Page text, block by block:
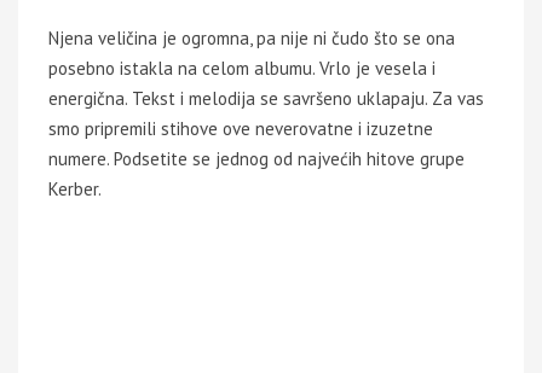
Njena veličina je ogromna, pa nije ni čudo što se ona
posebno istakla na celom albumu. Vrlo je vesela i
energična. Tekst i melodija se savršeno uklapaju. Za vas
smo pripremili stihove ove neverovatne i izuzetne
numere. Podsetite se jednog od najvećih hitove grupe
Kerber.